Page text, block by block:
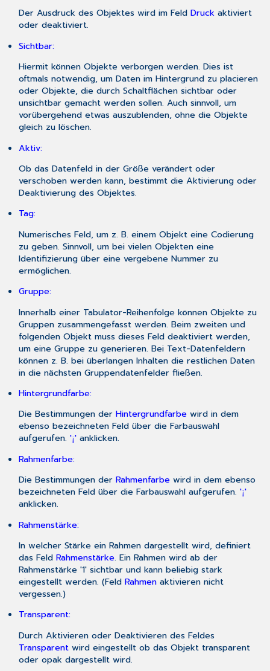
Der Ausdruck des Objektes wird im Feld Druckaktiviert
oder deaktiviert.
Sichtbar:
Hiermit können Objekte verborgen werden. Dies ist
oftmals notwendig, um Daten im Hintergrund zu placieren
oder Objekte, die durch Schaltflächen sichtbar oder
unsichtbar gemacht werden sollen. Auch sinnvoll, um
vorübergehend etwas auszublenden, ohne die Objekte
gleich zu löschen.
Aktiv:
Ob das Datenfeld in der Größe verändert oder
verschoben werden kann, bestimmt die Aktivierung oder
Deaktivierung des Objektes.
Tag:
Numerisches Feld, um z. B. einem Objekt eine Codierung
zu geben. Sinnvoll, um bei vielen Objekten eine
Identifizierung über eine vergebene Nummer zu
ermöglichen.
Gruppe:
Innerhalb einer Tabulator-Reihenfolge können Objekte zu
Gruppen zusammengefasst werden. Beim zweiten und
folgenden Objekt muss dieses Feld deaktiviert werden,
um eine Gruppe zu generieren. Bei Text-Datenfeldern
können z. B. bei überlangen Inhalten die restlichen Daten
in die nächsten Gruppendatenfelder fließen.
Hintergrundfarbe:
Die Bestimmungen der Hintergrundfarbewird in dem
ebenso bezeichneten Feld über die Farbauswahl
aufgerufen. '¡'anklicken.
Rahmenfarbe:
Die Bestimmungen der Rahmenfarbewird in dem ebenso
bezeichneten Feld über die Farbauswahl aufgerufen. '¡'
anklicken.
Rahmenstärke:
In welcher Stärke ein Rahmen dargestellt wird, definiert
das Feld Rahmenstärke. Ein Rahmen wird ab der
Rahmenstärke '1' sichtbar und kann beliebig stark
eingestellt werden. (Feld Rahmenaktivieren nicht
vergessen.)
Transparent:
Durch Aktivieren oder Deaktivieren des Feldes
Transparentwird eingestellt ob das Objekt transparent
oder opak dargestellt wird.